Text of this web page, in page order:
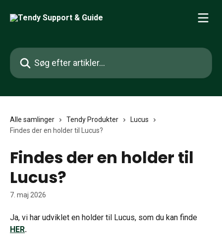
Søg efter artikler...
Alle samlinger Tendy Produkter
Lucus
Findes der en holder til Lucus?
Findes der en holder til
Lucus?
7. maj 2026
Ja, vi har udviklet en holder til Lucus, som du kan finde
HER.